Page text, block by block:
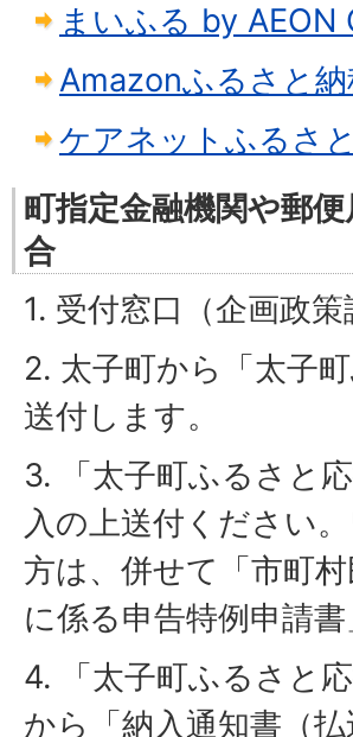
まいふる by AEON
Amazonふるさと
ケアネットふるさ
町指定金融機関や郵
合
1. 受付窓口（企画政
2. 太子町から「太子
送付します。
3. 「太子町ふるさと
入の上送付ください
方は、併せて「市町
に係る申告特例申請
4. 「太子町ふるさと
から「納入通知書（